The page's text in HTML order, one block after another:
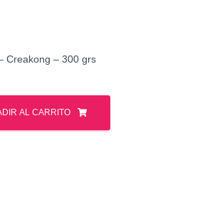
Creakong – 300 grs
AL CARRITO